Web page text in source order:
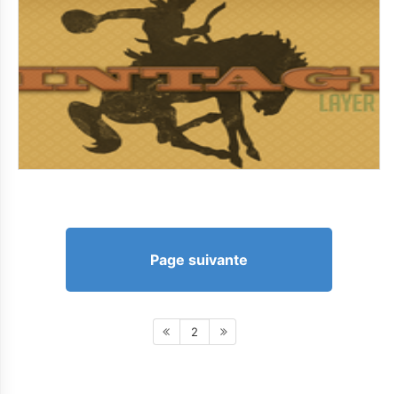
Page suivante
2